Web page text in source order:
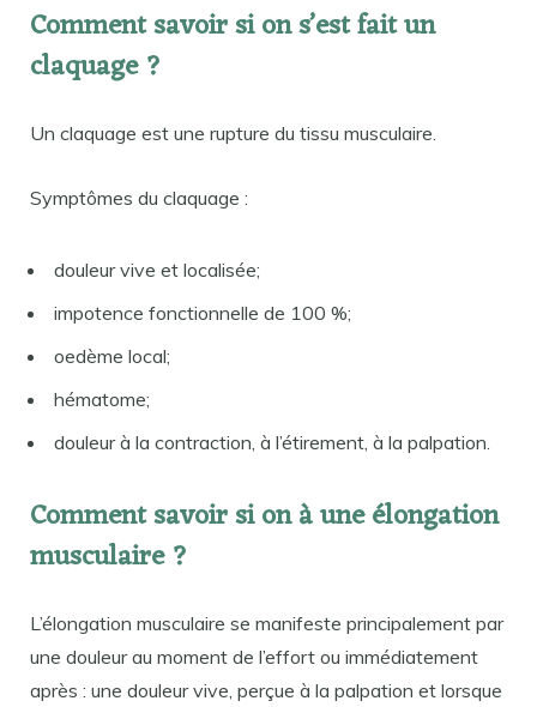
Comment savoir si on s’est fait un
claquage ?
Un claquage est une rupture du tissu musculaire.
Symptômes du claquage :
douleur vive et localisée;
impotence fonctionnelle de 100 %;
oedème local;
hématome;
douleur à la contraction, à l’étirement, à la palpation.
Comment savoir si on à une élongation
musculaire ?
L’élongation musculaire se manifeste principalement par
une douleur au moment de l’effort ou immédiatement
après : une douleur vive, perçue à la palpation et lorsque